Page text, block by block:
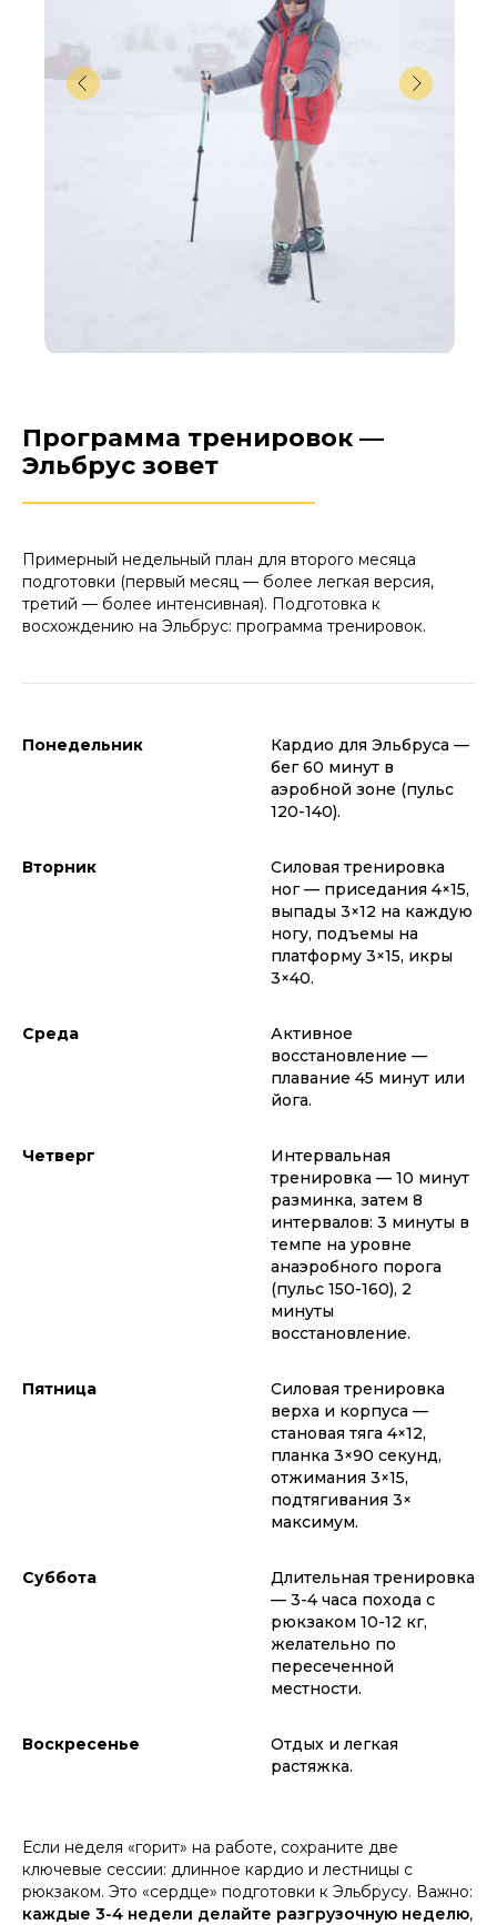
Программа тренировок —
Эльбрус зовет
Примерный недельный план для второго месяца
подготовки (первый месяц — более легкая версия,
третий — более интенсивная). Подготовка к
восхождению на Эльбрус: программа тренировок.
Понедельник
Кардио для Эльбруса —
бег 60 минут в
аэробной зоне (пульс
120-140).
Вторник
Силовая тренировка
ног — приседания 4×15,
выпады 3×12 на каждую
ногу, подъемы на
платформу 3×15, икры
3×40.
Среда
Активное
восстановление —
плавание 45 минут или
йога.
Четверг
Интервальная
тренировка — 10 минут
разминка, затем 8
интервалов: 3 минуты в
темпе на уровне
анаэробного порога
(пульс 150-160), 2
минуты
восстановление.
Пятница
Силовая тренировка
верха и корпуса —
становая тяга 4×12,
планка 3×90 секунд,
отжимания 3×15,
подтягивания 3×
максимум.
Суббота
Длительная тренировка
— 3-4 часа похода с
рюкзаком 10-12 кг,
желательно по
пересеченной
местности.
Воскресенье
Отдых и легкая
растяжка.
Если неделя «горит» на работе, сохраните две
ключевые сессии: длинное кардио и лестницы с
рюкзаком. Это «сердце» подготовки к Эльбрусу. Важно:
каждые 3-4 недели делайте разгрузочную неделю,